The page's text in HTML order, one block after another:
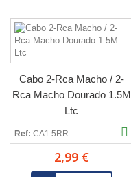
Cabo 2-Rca Macho / 2-
Rca Macho Dourado 1.5M
Ltc
Ref: CA1.5RR
2,99 €